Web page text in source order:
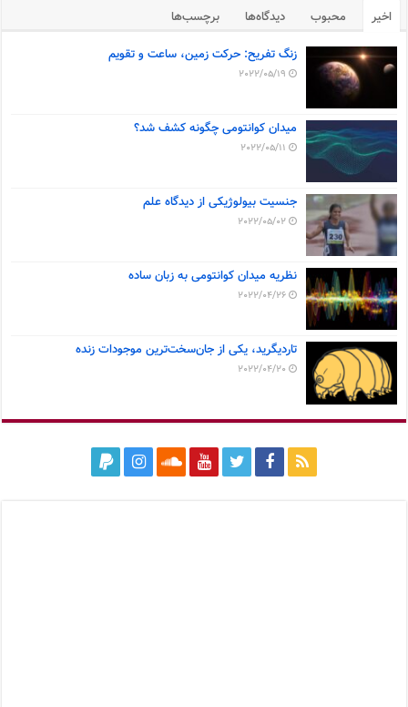
اخیر محبوب دیدگاه‌ها برچسب‌ها
زنگ تفریح: حرکت زمین، ساعت و تقویم
2022/05/19
میدان کوانتومی چگونه کشف شد؟
2022/05/11
جنسیت بیولوژیکی از دیدگاه علم
2022/05/02
نظریه میدان کوانتومی به زبان ساده
2022/04/26
تاردیگرید، یکی از جان‌سخت‌ترین موجودات زنده
2022/04/20